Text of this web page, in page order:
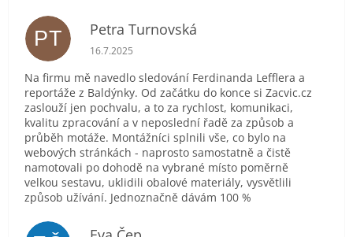
PT Petra Turnovská
Hodnocení obchodu je 5 z 5 hvězdiček.
16.7.2025
Na firmu mě navedlo sledování Ferdinanda Lefflera a
reportáže z Baldýnky. Od začátku do konce si Zacvic.cz
zaslouží jen pochvalu, a to za rychlost, komunikaci,
kvalitu zpracování a v neposlední řadě za způsob a
průběh motáže. Montážníci splnili vše, co bylo na
webových stránkách - naprosto samostatně a čistě
namotovali po dohodě na vybrané místo poměrně
velkou sestavu, uklidili obalové materiály, vysvětlili
způsob užívání. Jednoznačně dávám 100 %